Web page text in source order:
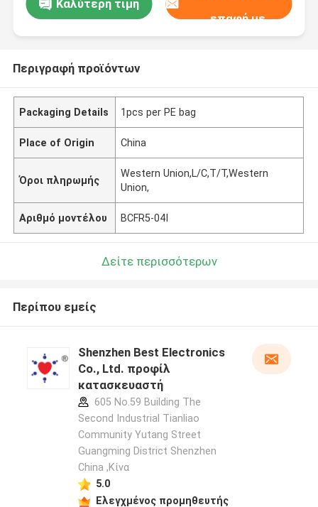
Καλύτερη τιμή
επαφή με
Περιγραφή προϊόντων
Packaging Details 1pcs per PE bag
Place of Origin China
Όροι πληρωμής
Western Union,L/C,T/T,Western
Union,
Αριθμό μοντέλου BCFR5-04I
Δείτε περισσότερων
Περίπου εμείς
Shenzhen Best Electronics
Co., Ltd. προφίλ
κατασκευαστή
605 No.59 Building The
Second Industrial Tianliao
Community Yutang Street
Guangming District Shenzhen
China ,Κίνα
5.0
Ελεγχμένος προμηθευτής